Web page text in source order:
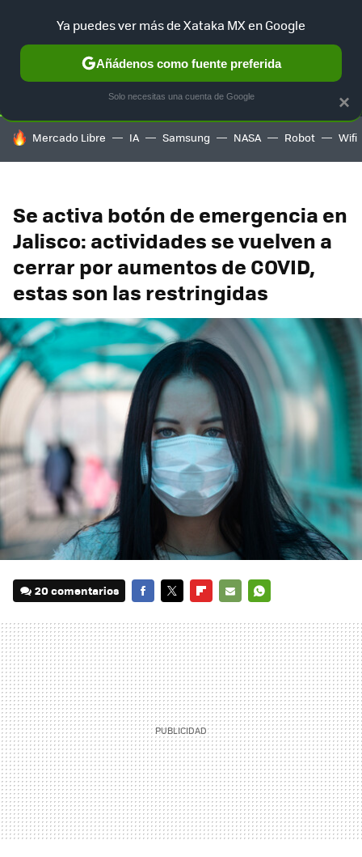
SELECCIÓN GAMING HOME AUTO TERRITORIO
HOY SE HABLA DE
Mercado Libre IA Samsung NASA Robot Wifi
Se activa botón de emergencia en
Jalisco: actividades se vuelven a
cerrar por aumentos de COVID,
estas son las restringidas
20 comentarios
MAIL
×
Ya puedes ver más de Xataka MX en Google
Añádenos como fuente preferida
Solo necesitas una cuenta de Google